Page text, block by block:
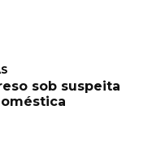
sob suspeita